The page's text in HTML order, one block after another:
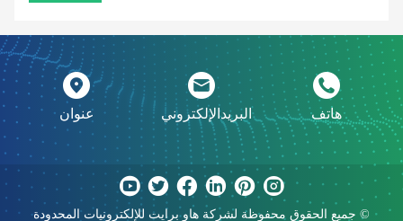
عنوان البريدالإلكتروني هاتف
جميع الحقوق محفوظة لشركة هاو برايت للإلكترونيات المحدودة ©